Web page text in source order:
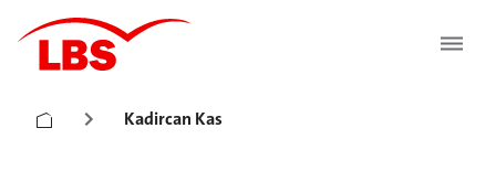
Kadircan Kas